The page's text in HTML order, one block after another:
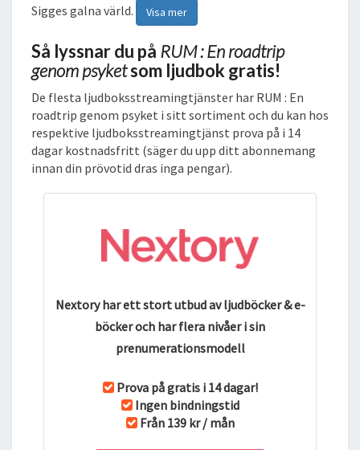
Sigges galna värld.
Visa mer
Så lyssnar du på RUM : En roadtrip
genom psyketsom ljudbok gratis!
De flesta ljudboksstreamingtjänster har RUM : En
roadtrip genom psyket i sitt sortiment och du kan hos
respektive ljudboksstreamingtjänst prova på i 14
dagar kostnadsfritt (säger du upp ditt abonnemang
innan din prövotid dras inga pengar).
Nextory har ett stort utbud av ljudböcker & e-
böcker och har flera nivåer i sin
prenumerationsmodell
Prova på gratis i 14 dagar!
Ingen bindningstid
Från 139 kr / mån